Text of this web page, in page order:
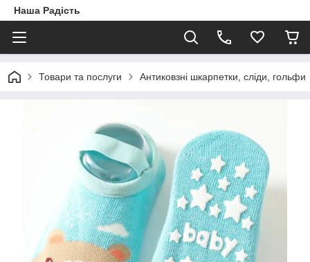
Наша Радість
Товари та послуги Антиковзні шкарпетки, сліди, гольфи